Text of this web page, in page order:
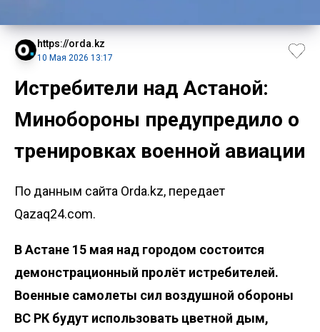
https://orda.kz
10 Мая 2026 13:17
Истребители над Астаной:
Минобороны предупредило о
тренировках военной авиации
По данным сайта Orda.kz, передает
Qazaq24.com.
В Астане 15 мая над городом состоится
демонстрационный пролёт истребителей.
Военные самолеты сил воздушной обороны
ВС РК будут использовать цветной дым,